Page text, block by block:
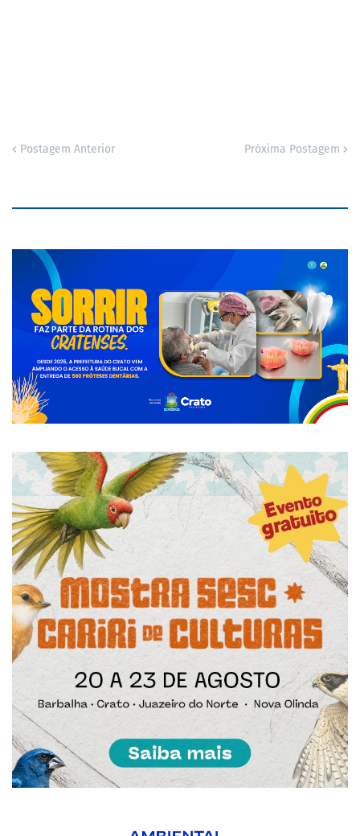
Postagem Anterior Próxima Postagem